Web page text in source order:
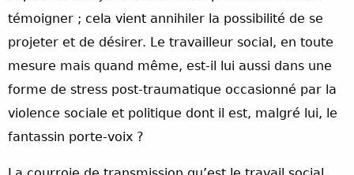
témoigner ; cela vient annihiler la possibilité de se
projeter et de désirer. Le travailleur social, en toute
mesure mais quand même, est-il lui aussi dans une
forme de stress post-traumatique occasionné par la
violence sociale et politique dont il est, malgré lui, le
fantassin porte-voix ?